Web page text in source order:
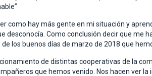
como hay más gente en mi situación y
Como conclusión decir que me
los buenos días de marzo de 2018 que
de distintas cooperativas de la
que hemos venido. Nos hacen ver